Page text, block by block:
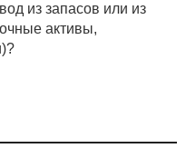
из запасов или из
активы,